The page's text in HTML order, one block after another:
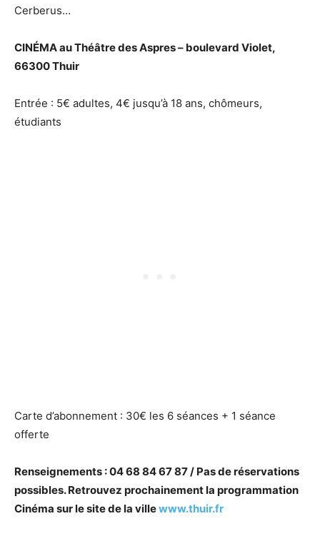
Cerberus…
CINÉMA au Théâtre des Aspres – boulevard Violet,
66300 Thuir
Entrée : 5€ adultes, 4€ jusqu’à 18 ans, chômeurs,
étudiants
Carte d’abonnement : 30€ les 6 séances + 1 séance
offerte
Renseignements : 04 68 84 67 87 / Pas de réservations
possibles. Retrouvez prochainement la programmation
Cinéma sur le site de la villewww.thuir.fr